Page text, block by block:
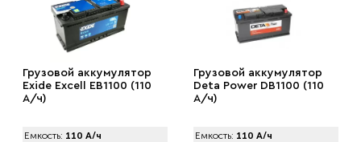
Грузовой аккумулятор
Exide Excell EB1100 (110
А/ч)
Емкость: 110 А/ч
Грузовой аккумулятор
Deta Power DB1100 (110
А/ч)
Емкость: 110 А/ч